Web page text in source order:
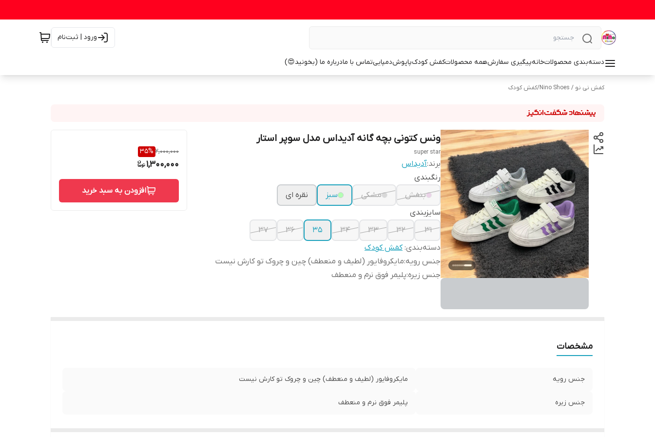
ورود | ثبت‌نام
دسته‌بندی محصولاتخانهپیگیری سفارشهمه محصولاتکفش کودکپاپوشدمپاییتماس با مادرباره ما (بخونید😍)
کفش نی نو / Nino Shoes /کفش کودک
ونس کتونی بچه گانه آدیداس مدل سوپر استار
super star
برند:آدیداس
رنگبندی
بنفش
مشکی سبز
نقره ای
سایزبندی
31
32
33
34
35
36
37
دسته‌بندی:کفش کودک
جنس رویه:مایکروفایور (لطیف و منعطف) چین و چروک تو کارش نیست
جنس زیره:پلیمر فوق نرم و منعطف
2,000,000
35%
1,300,000
افزودن به سبد خرید
مشخصات
جنس رویه مایکروفایور (لطیف و منعطف) چین و چروک تو کارش نیست
جنس زیره پلیمر فوق نرم و منعطف